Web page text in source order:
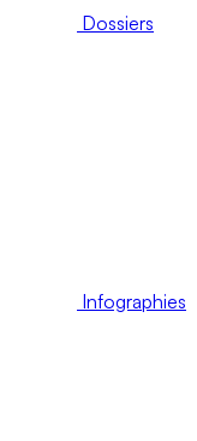
Dossiers
Infographies